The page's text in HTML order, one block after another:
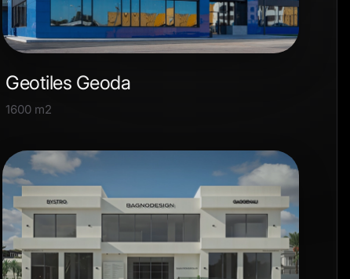
Geotiles Geoda
1600 m2